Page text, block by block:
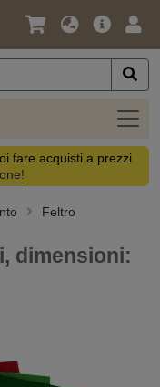
Lingua
Valuta
Offerta
fare acquisti a prezzi
Feltro
dimensioni: